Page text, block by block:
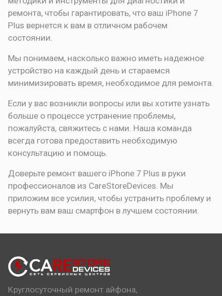
ремонта, чтобы гарантировать, что ваш iPhone 7
Plus вернется к вам в отличном рабочем
состоянии.
Мы понимаем, насколько важно иметь надежное
устройство на каждый день и стараемся
минимизировать время, необходимое для ремонта.
Если у вас возникли вопросы или вы хотите узнать
больше о процессе устранение проблемы,
пожалуйста, свяжитесь с нами. Наша команда
всегда готова предоставить необходимую
консультацию и помощь.
Доверьте ремонт вашего iPhone 7 Plus в руки
профессионалов из CareStoreDevices. Мы
приложим все усилия, чтобы устранить проблему и
вернуть вам ваш смартфон в лучшем состоянии.
Круглосуточный ремонт айфона,